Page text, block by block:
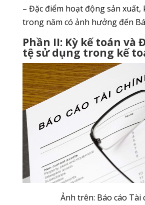
– Đặc điểm hoạt động sản xuất,
trong năm có ảnh hưởng đến
Phần II: Kỳ kế toán và
tệ sử dụng trong kế
Ảnh trên: Báo cáo Tài